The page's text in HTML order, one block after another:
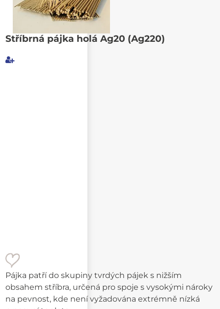
Stříbrná pájka holá Ag20 (Ag220)
Poslat známému
Pájka patří do skupiny tvrdých pájek s nižším
obsahem stříbra, určená pro spoje s vysokými nároky
na pevnost, kde není vyžadována extrémně nízká